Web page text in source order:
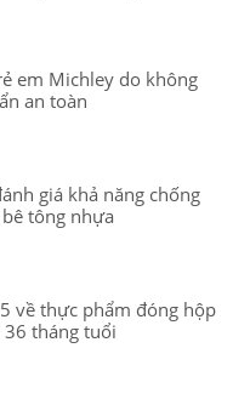
em Michley do không
an toàn
giá khả năng chống
tông nhựa
về thực phẩm đóng hộp
tháng tuổi